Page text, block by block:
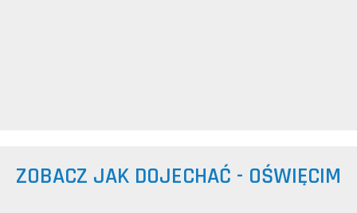
ZOBACZ JAK DOJECHAĆ - OŚWIĘCIM